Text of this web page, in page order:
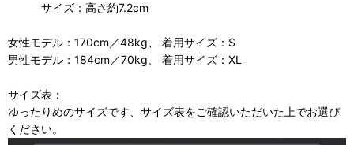
サイズ：高さ約7.2cm
女性モデル：170cm／48kg、 着用サイズ：S
男性モデル：184cm／70kg、 着用サイズ：XL
サイズ表：
ゆったりめのサイズです、サイズ表をご確認いただいた上でお選び
ください。